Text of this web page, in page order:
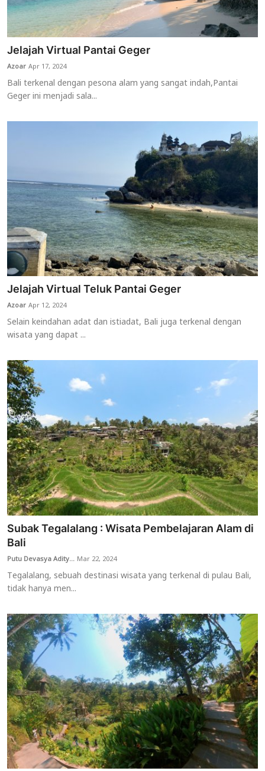
Jelajah Virtual Pantai Geger
AzoarApr 17, 2024
Bali terkenal dengan pesona alam yang sangat indah,Pantai
Geger ini menjadi sala...
Jelajah Virtual Teluk Pantai Geger
AzoarApr 12, 2024
Selain keindahan adat dan istiadat, Bali juga terkenal dengan
wisata yang dapat ...
Subak Tegalalang : Wisata Pembelajaran Alam di
Bali
Putu Devasya Adity... Mar 22, 2024
Tegalalang, sebuah destinasi wisata yang terkenal di pulau Bali,
tidak hanya men...